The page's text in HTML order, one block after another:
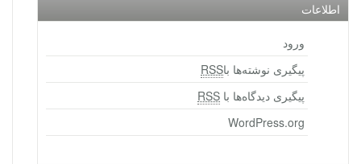
اطلاعات
ورود
پیگیری نوشته‌ها باRSS
پیگیری دیدگاه‌ها با RSS
WordPress.org